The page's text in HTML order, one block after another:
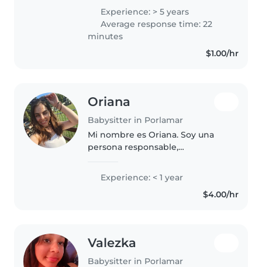
niños,y además ayudar un poco a
mi madre. Cocino. Limpio. Me
adapto rápido. Soy buena con los
Experience: > 5 years
Average response time: 22
minutes
$1.00/hr
Oriana
Babysitter in Porlamar
Mi nombre es Oriana. Soy una
persona responsable,
He trabajado con niños en
colegios ayudandoles con su
Experience: < 1 year
$4.00/hr
Valezka
Babysitter in Porlamar